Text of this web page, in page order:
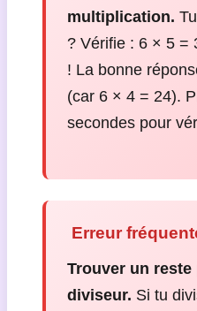
multiplication.
? Vérifie : 6 × 5 =
! La bonne
(car 6 × 4 = 24).
secondes pour
Erreur
Trouver un
diviseur. Si tu